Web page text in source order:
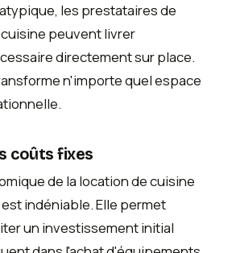
les prestataires de
peuvent livrer
directement sur place.
n'importe quel espace
coûts fixes
de la location de cuisine
indéniable. Elle permet
un investissement initial